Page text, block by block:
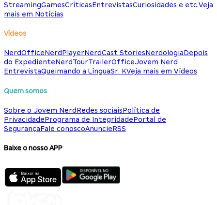
StreamingGamesCríticasEntrevistasCuriosidades e etc.Veja
mais em Notícias
Vídeos
NerdOfficeNerdPlayerNerdCast StoriesNerdologiaDepois
do ExpedienteNerdTourTrailerOfficeJovem Nerd
EntrevistaQueimando a LínguaSr. KVeja mais em Vídeos
Quem somos
Sobre o Jovem NerdRedes sociaisPolítica de
PrivacidadePrograma de IntegridadePortal de
SegurançaFale conoscoAnuncieRSS
Baixe o nosso APP